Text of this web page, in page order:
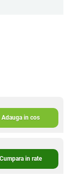
Adauga in cos
Cumpara in rate